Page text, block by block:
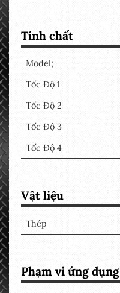
Tính chất
Model;
Tốc Độ 1
Tốc Độ 2
Tốc Độ 3
Tốc Độ 4
Vật liệu
Thép
Phạm vi ứng dụng